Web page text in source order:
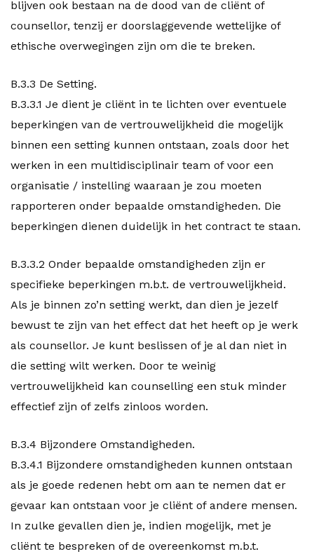
blijven ook bestaan na de dood van de cliënt of
counsellor, tenzij er doorslaggevende wettelijke of
ethische overwegingen zijn om die te breken.
B.3.3 De Setting.
B.3.3.1 Je dient je cliënt in te lichten over eventuele
beperkingen van de vertrouwelijkheid die mogelijk
binnen een setting kunnen ontstaan, zoals door het
werken in een multidisciplinair team of voor een
organisatie / instelling waaraan je zou moeten
rapporteren onder bepaalde omstandigheden. Die
beperkingen dienen duidelijk in het contract te staan.
B.3.3.2 Onder bepaalde omstandigheden zijn er
specifieke beperkingen m.b.t. de vertrouwelijkheid.
Als je binnen zo’n setting werkt, dan dien je jezelf
bewust te zijn van het effect dat het heeft op je werk
als counsellor. Je kunt beslissen of je al dan niet in
die setting wilt werken. Door te weinig
vertrouwelijkheid kan counselling een stuk minder
effectief zijn of zelfs zinloos worden.
B.3.4 Bijzondere Omstandigheden.
B.3.4.1 Bijzondere omstandigheden kunnen ontstaan
als je goede redenen hebt om aan te nemen dat er
gevaar kan ontstaan voor je cliënt of andere mensen.
In zulke gevallen dien je, indien mogelijk, met je
cliënt te bespreken of de overeenkomst m.b.t.